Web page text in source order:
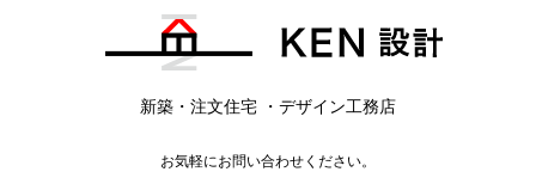
新築・注文住宅 ・デザイン工務店
お気軽にお問い合わせください。